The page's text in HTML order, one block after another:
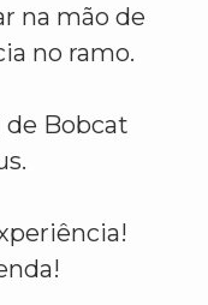
na mão de
no ramo.
de Bobcat